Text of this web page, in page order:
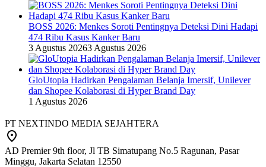
BOSS 2026: Menkes Soroti Pentingnya Deteksi Dini Hadapi
474 Ribu Kasus Kanker Baru
3 Agustus 20263 Agustus 2026
GloUtopia Hadirkan Pengalaman Belanja Imersif, Unilever
dan Shopee Kolaborasi di Hyper Brand Day
1 Agustus 2026
PT NEXTINDO MEDIA SEJAHTERA
AD Premier 9th floor, Jl TB Simatupang No.5 Ragunan, Pasar
Minggu, Jakarta Selatan 12550